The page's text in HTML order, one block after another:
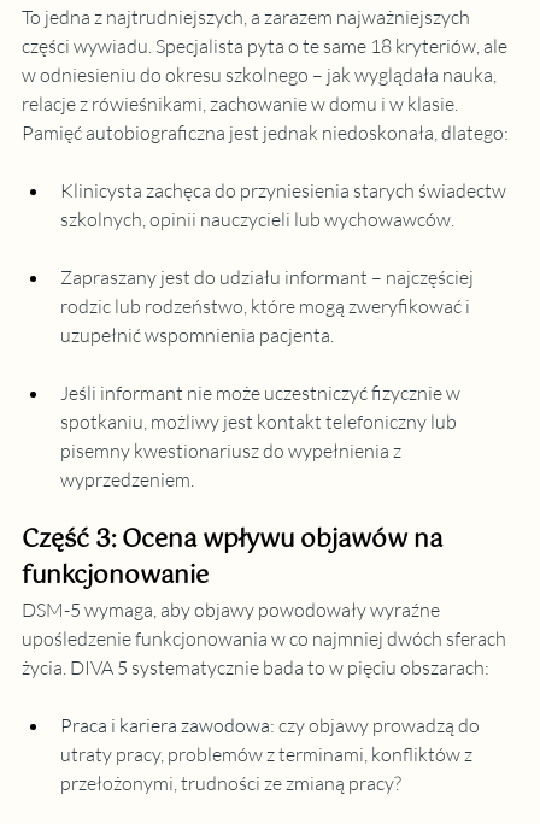
To jedna z najtrudniejszych, a zarazem najważniejszych
części wywiadu. Specjalista pyta o te same 18 kryteriów, ale
w odniesieniu do okresu szkolnego – jak wyglądała nauka,
relacje z rówieśnikami, zachowanie w domu i w klasie.
Pamięć autobiograficzna jest jednak niedoskonała, dlatego:
Klinicysta zachęca do przyniesienia starych świadectw
szkolnych, opinii nauczycieli lub wychowawców.
Zapraszany jest do udziału informant – najczęściej
rodzic lub rodzeństwo, które mogą zweryfikować i
uzupełnić wspomnienia pacjenta.
Jeśli informant nie może uczestniczyć fizycznie w
spotkaniu, możliwy jest kontakt telefoniczny lub
pisemny kwestionariusz do wypełnienia z
wyprzedzeniem.
Część 3: Ocena wpływu objawów na
funkcjonowanie
DSM-5 wymaga, aby objawy powodowały wyraźne
upośledzenie funkcjonowania w co najmniej dwóch sferach
życia. DIVA 5 systematycznie bada to w pięciu obszarach:
Praca i kariera zawodowa: czy objawy prowadzą do
utraty pracy, problemów z terminami, konfliktów z
przełożonymi, trudności ze zmianą pracy?